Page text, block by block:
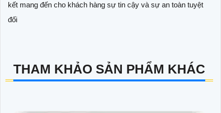
kết mang đến cho khách hàng sự tin cậy và sự an toàn tuyệt
đối
THAM KHẢO SẢN PHẨM KHÁC